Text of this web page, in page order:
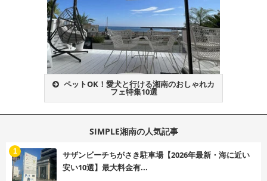
ペットOK！愛犬と行ける湘南のおしゃれカ
フェ特集10選
SIMPLE湘南の人気記事
サザンビーチちがさき駐車場【2026年最新・海に近い
安い10選】最大料金有...
1